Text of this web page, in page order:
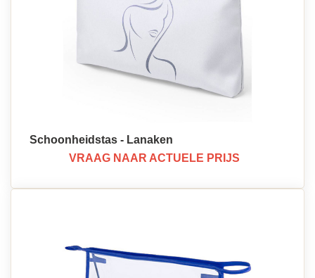
Schoonheidstas - Lanaken
VRAAG NAAR ACTUELE PRIJS